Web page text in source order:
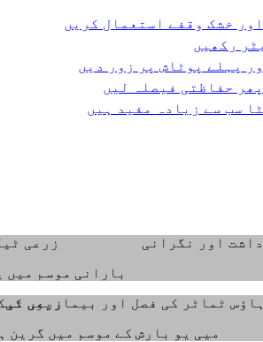
زرعی
بارانی موسم میں
زرعی
میی یو بارش کے موسم میں گرین